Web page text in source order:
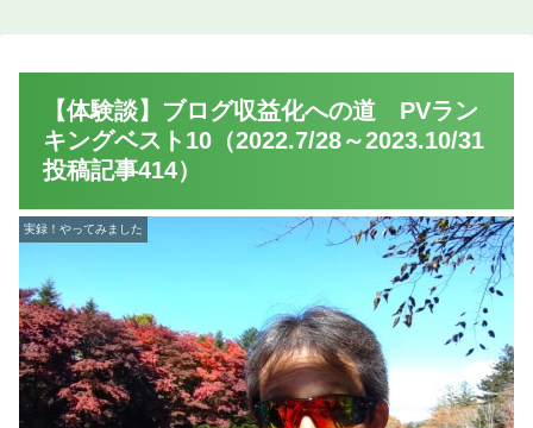
【体験談】ブログ収益化への道 PVラン
キングベスト10（2022.7/28～2023.10/31
投稿記事414）
実録！やってみました